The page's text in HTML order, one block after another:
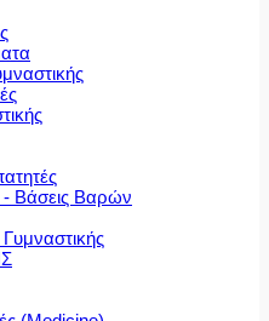
Βάσεις Βαρών